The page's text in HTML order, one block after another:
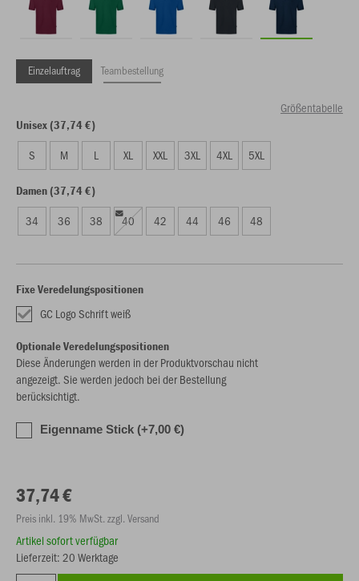
Einzelauftrag Teambestellung
Größentabelle
Unisex (37,74 €)
S M L XL XXL 3XL 4XL 5XL
Damen (37,74 €)
34 36 38 40 42 44 46 48
Fixe Veredelungspositionen
GC Logo Schrift weiß
Optionale Veredelungspositionen
Diese Änderungen werden in der Produktvorschau nicht
angezeigt. Sie werden jedoch bei der Bestellung
berücksichtigt.
Eigenname Stick (+7,00 €)
37,74 €
Preis inkl. 19% MwSt. zzgl. Versand
Artikel sofort verfügbar
Lieferzeit: 20 Werktage